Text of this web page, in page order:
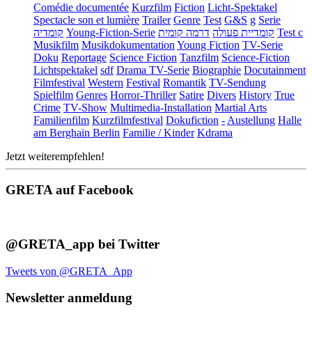
Comédie documentée Kurzfilm Fiction Licht-Spektakel
Spectacle son et lumière Trailer Genre Test G&S g Serie
קומדיה Young-Fiction-Serie קומדיית פעולה דרמה קומית
Test c
Musikfilm Musikdokumentation Young Fiction TV-Serie
Doku Reportage Science Fiction Tanzfilm Science-Fiction
Lichtspektakel sdf Drama TV-Serie Biographie Docutainment
Filmfestival Western Festival Romantik TV-Sendung
Spielfilm Genres Horror-Thriller Satire Divers History True
Crime TV-Show Multimedia-Installation Martial Arts
Familienfilm Kurzfilmfestival Dokufiction - Austellung Halle
am Berghain Berlin Familie / Kinder Kdrama
Jetzt weiterempfehlen!
GRETA auf Facebook
@GRETA_app bei Twitter
Tweets von @GRETA_App
Newsletter anmeldung